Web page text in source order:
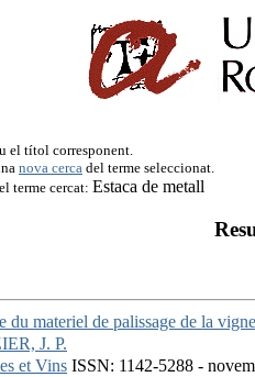
el títol corresponent.
nova cerca del terme seleccionat.
terme cercat: Estaca de metall
du materiel de palissage de la
J. P.
et Vins ISSN: 1142-5288 -